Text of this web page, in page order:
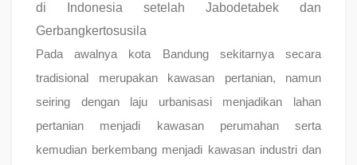
di Indonesia setelah Jabodetabek dan
Gerbangkertosusila
Pada awalnya kota Bandung sekitarnya secara
tradisional merupakan kawasan pertanian, namun
seiring dengan laju urbanisasi menjadikan lahan
pertanian menjadi kawasan perumahan serta
kemudian berkembang menjadi kawasan industri dan